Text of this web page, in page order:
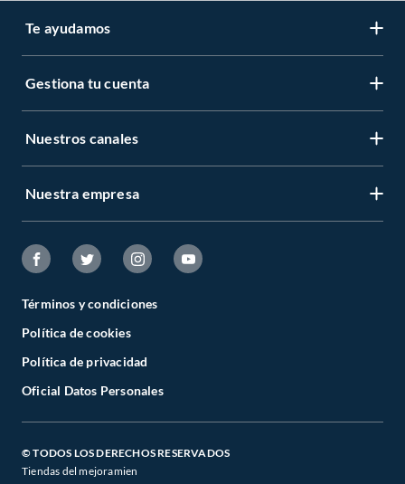
Te ayudamos
Gestiona tu cuenta
Nuestros canales
Nuestra empresa
Términos y condiciones
Política de cookies
Política de privacidad
Oficial Datos Personales
© TODOS LOS DERECHOS RESERVADOS
Tiendas del mejoramien